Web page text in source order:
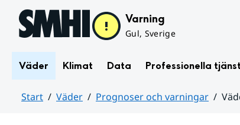
Hoppa till sidans innehåll Varning
Gul, Sverige
Väder Klimat Data Professionella
Start Väder Prognoser och varningar
varningar